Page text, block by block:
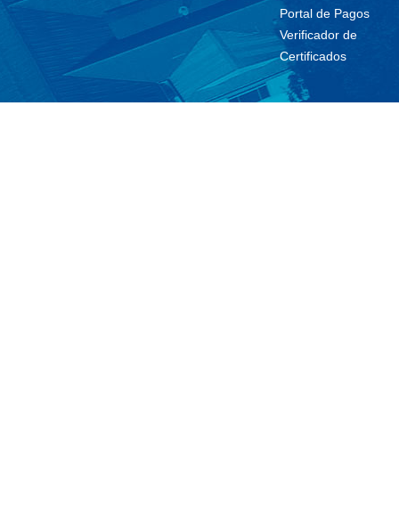
Portal de Pagos
Verificador de
Certificados